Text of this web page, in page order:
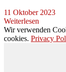
11 Oktober 2023
Weiterlesen
Wir verwenden
cookies. Privacy